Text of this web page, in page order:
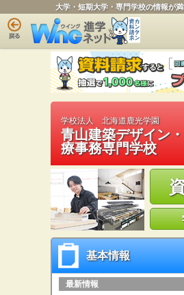
大学・短期大学・専門学校の情報が
学校法人 北海道鹿光学園
青山建築デザイン
療事務専門学校
基本情報
基本情報
最新情報